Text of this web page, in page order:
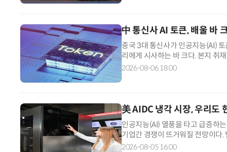
中 통신사 AI 토큰, 배울 바
중국 3대 통신사가 인공지능(AI)
리에게 시사하는 바 크다. 본지 취
나유니콤이 거둔 토큰 관련 매출
2026-08-06 18:00
美 AIDC 냉각 시장, 우리도
인공지능(AI) 열풍을 타고 급증하
기업간 경쟁이 뜨거워질 전망이다
대 공조기업인 다이킨은 지난해
2026-08-05 16:00